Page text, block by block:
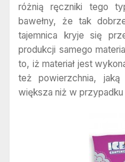
różnią ręczniki tego
bawełny, że tak
tajemnica kryje się
produkcji samego
to, iż materiał jest
też powierzchnia,
większa niż w przypadku